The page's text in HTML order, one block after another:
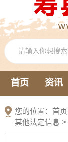
首页 资讯
您的位置： 首页
其他法定信息 >